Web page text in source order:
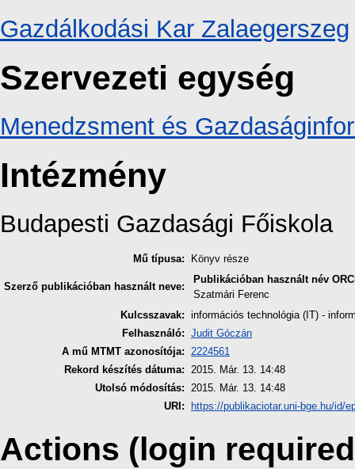
Gazdálkodási Kar Zalaegerszeg
Szervezeti egység
Menedzsment és
Intézmény
Budapesti Gazdasági Főiskola
Mű típusa: Könyv része
Szerző publikációban használt neve:
Publikációban használt név
Szatmári Ferenc
Kulcsszavak: információs technológia (IT) -
Felhasználó: Judit Góczán
A mű MTMT azonosítója: 2224561
Rekord készítés dátuma: 2015. Már. 13. 14:48
Utolsó módosítás: 2015. Már. 13. 14:48
URI:
https://publikaciotar.uni-bge.hu/id/
Actions (login